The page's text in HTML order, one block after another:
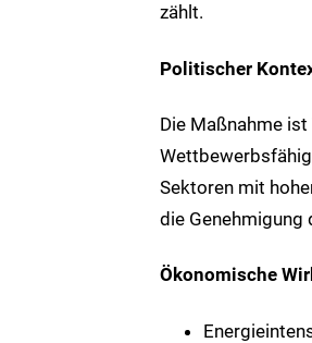
zählt.
Politischer
Die Maßnahme
Sektoren mit
die Genehmigung
Ökonomische